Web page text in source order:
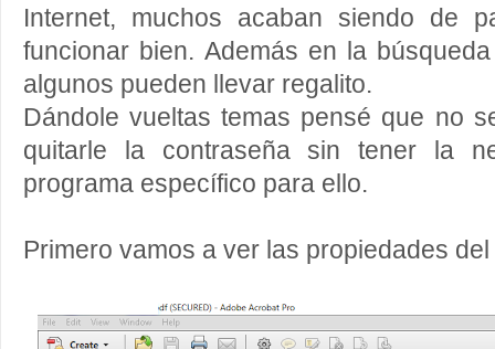
Internet, muchos acaban siendo de
funcionar bien. Además en la
algunos pueden llevar regalito.
Dándole vueltas temas pensé que no
quitarle la contraseña sin tener la
programa específico para ello.
Primero vamos a ver las propiedades del